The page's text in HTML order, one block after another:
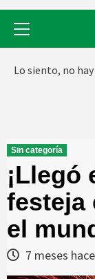
Lo siento, no
Sin categoría
¡Llegó
festeja
el
7 meses hace